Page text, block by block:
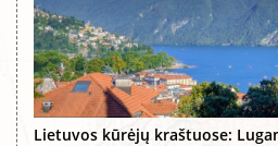
Lietuvos kūrėjų kraštuose: